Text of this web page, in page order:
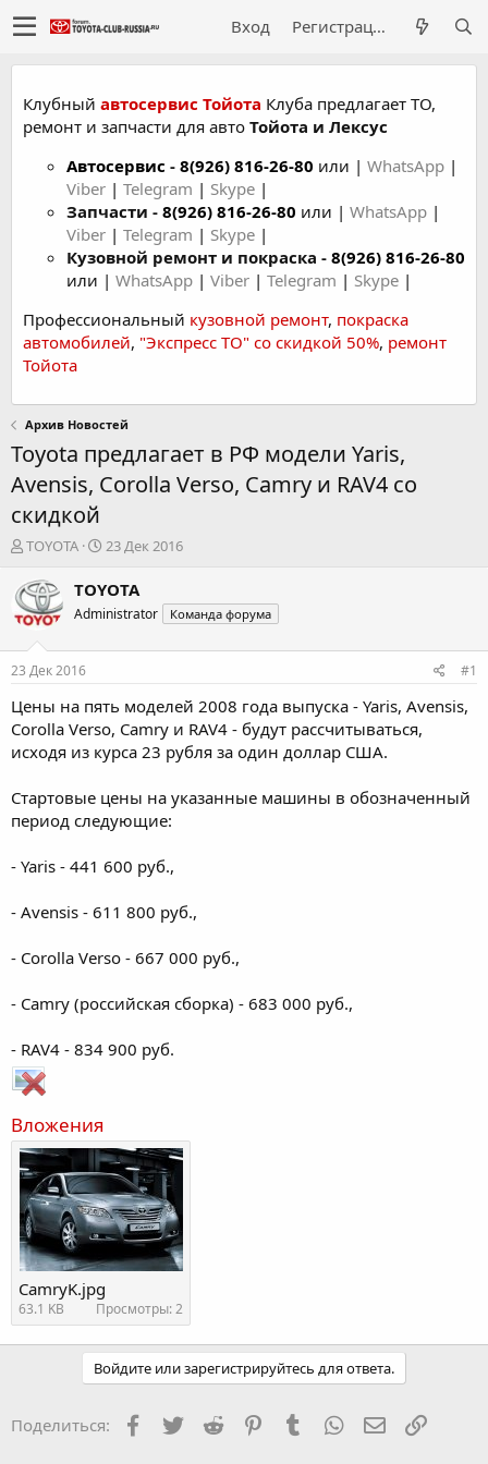
Вход Регистрация
Клубный автосервис Тойота Клуба предлагает ТО,
ремонт и запчасти для авто Тойота и Лексус
Автосервис - 8(926) 816-26-80 или | WhatsApp |
Viber | Telegram | Skype |
Запчасти - 8(926) 816-26-80 или | WhatsApp |
Viber | Telegram | Skype |
Кузовной ремонт и покраска - 8(926) 816-26-80
или | WhatsApp | Viber | Telegram | Skype |
Профессиональный кузовной ремонт, покраска
автомобилей, "Экспресс ТО" со скидкой 50%, ремонт
Тойота
Архив Новостей
Toyota предлагает в РФ модели Yaris,
Avensis, Corolla Verso, Camry и RAV4 со
скидкой
А
т
о
р
м
ы
TOYOTA
Д
т
н
л
23 Дек 2016
TOYOTA
Administrator Команда форума
23 Дек 2016 #1
Цены на пять моделей 2008 года выпуска - Yaris, Avensis,
Corolla Verso, Camry и RAV4 - будут рассчитываться,
исходя из курса 23 рубля за один доллар США.
Стартовые цены на указанные машины в обозначенный
период следующие:
- Yaris - 441 600 руб.,
- Avensis - 611 800 руб.,
- Corolla Verso - 667 000 руб.,
- Camry (российская сборка) - 683 000 руб.,
- RAV4 - 834 900 руб.
Вложения
CamryK.jpg
63.1 KB Просмотры: 2
Войдите или зарегистрируйтесь для ответа.
Поделиться: Facebook
TwitterReddit PinterestTumblr WhatsApp Ссылка